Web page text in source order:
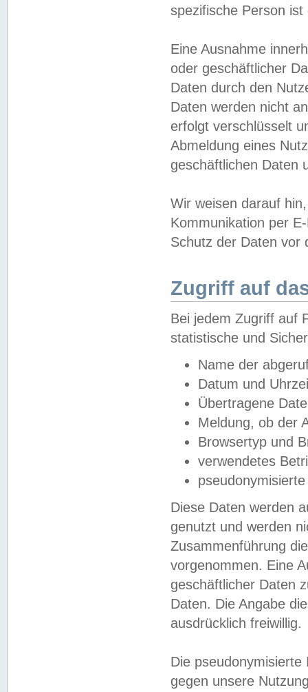
spezifische Person
Eine Ausnahme
oder geschäftlicher
Daten durch den
Daten werden nicht
erfolgt verschlüsselt
Abmeldung eines
geschäftlichen Daten
Wir weisen darauf
Kommunikation per
Schutz der Daten vor
Zugriff auf
Bei jedem Zugriff auf
statistische und
Name der
Datum und
Übertragene
Meldung, ob der
Browsertyp und
verwendetes
Diese Daten werden
genutzt und werden
Zusammenführung
vorgenommen. Eine
geschäftlicher Daten
Daten. Die Angabe
ausdrücklich freiwillig.
Die
gegen unsere